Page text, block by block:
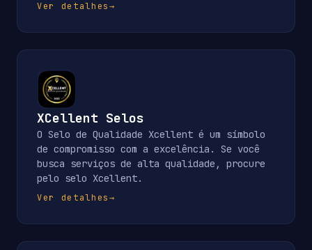
Ver detalhes→
XCellent Selos
O Selo de Qualidade Xcellent é um símbolo
de compromisso com a excelência. Se você
busca serviços de alta qualidade, procure
pelo selo Xcellent.
Ver detalhes→